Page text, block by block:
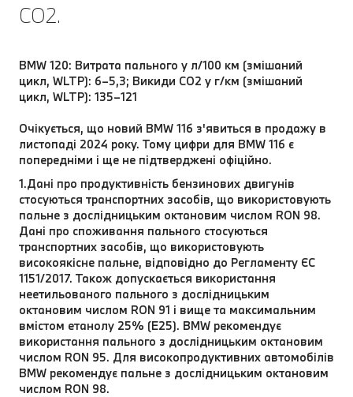
CO2.
BMW 120: Витрата пального у л/100 км (змішаний
цикл, WLTP): 6–5,3; Викиди CO2 у г/км (змішаний
цикл, WLTP): 135–121
Очікується, що новий BMW 116 з'явиться в продажу в
листопаді 2024 року. Тому цифри для BMW 116 є
попередніми і ще не підтверджені офіційно.
1.Дані про продуктивність бензинових двигунів
стосуються транспортних засобів, що використовують
пальне з дослідницьким октановим числом RON 98.
Дані про споживання пального стосуються
транспортних засобів, що використовують
високоякісне пальне, відповідно до Регламенту ЄС
1151/2017. Також допускається використання
неетильованого пального з дослідницьким
октановим числом RON 91 і вище та максимальним
вмістом етанолу 25% (E25). BMW рекомендує
використання пального з дослідницьким октановим
числом RON 95. Для високопродуктивних автомобілів
BMW рекомендує пальне з дослідницьким октановим
числом RON 98.